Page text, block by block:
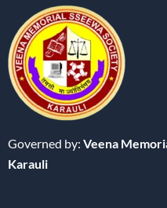
Governed by: Veena
Karauli